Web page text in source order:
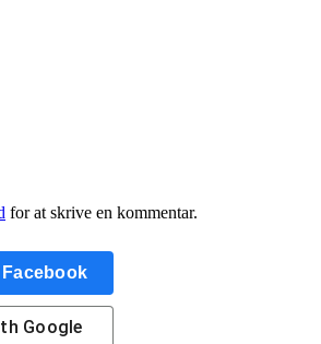
for at skrive en kommentar.
Facebook
Google